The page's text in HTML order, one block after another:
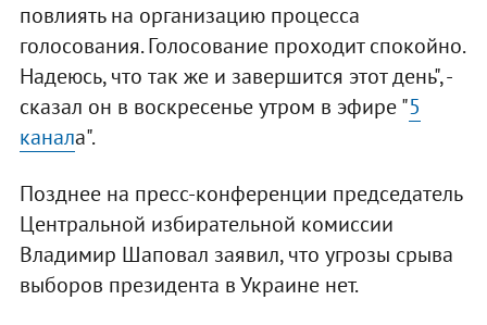
повлиять на организацию процесса
голосования. Голосование проходит спокойно.
Надеюсь, что так же и завершится этот день", -
сказал он в воскресенье утром в эфире "5
канала".
Позднее на пресс-конференции председатель
Центральной избирательной комиссии
Владимир Шаповал заявил, что угрозы срыва
выборов президента в Украине нет.